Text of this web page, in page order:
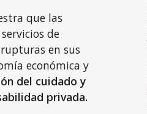
que las
de
en sus
económica y
del cuidado y
privada.